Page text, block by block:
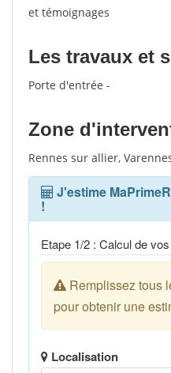
et témoignages
Les travaux et
Porte d'entrée -
Zone
Rennes sur allier,